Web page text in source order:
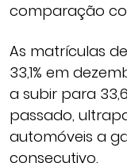
comparação
As matrículas
33,1% em
a subir para
passado,
automóveis a
consecutivo.